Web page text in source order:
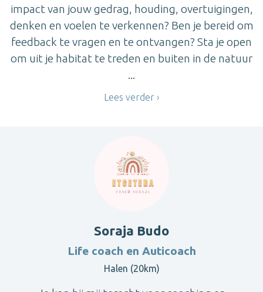
impact van jouw gedrag, houding, overtuigingen,
denken en voelen te verkennen? Ben je bereid om
feedback te vragen en te ontvangen? Sta je open
om uit je habitat te treden en buiten in de natuur
...
Lees verder
Soraja Budo
Life coach en Auticoach
Halen (20km)